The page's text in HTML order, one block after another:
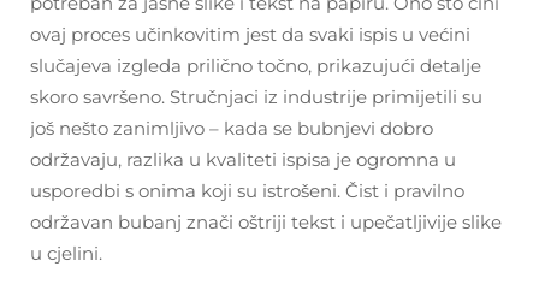
ovaj proces učinkovitim jest da svaki ispis u većini
slučajeva izgleda prilično točno, prikazujući detalje
skoro savršeno. Stručnjaci iz industrije primijetili su
još nešto zanimljivo – kada se bubnjevi dobro
održavaju, razlika u kvaliteti ispisa je ogromna u
usporedbi s onima koji su istrošeni. Čist i pravilno
održavan bubanj znači oštriji tekst i upečatljivije slike
u cjelini.